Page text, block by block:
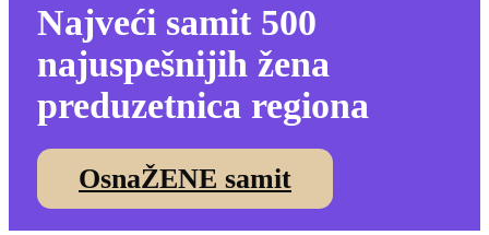
Najveći samit 500
najuspešnijih žena
preduzetnica regiona
OsnaŽENE samit